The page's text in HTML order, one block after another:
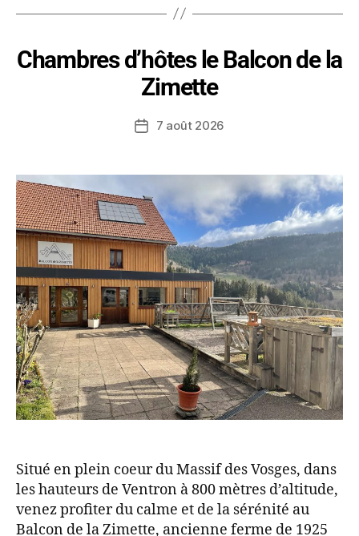
Chambres d’hôtes le Balcon de la
Zimette
7 août 2026
Situé en plein coeur du Massif des Vosges, dans
les hauteurs de Ventron à 800 mètres d’altitude,
venez profiter du calme et de la sérénité au
Balcon de la Zimette, ancienne ferme de 1925